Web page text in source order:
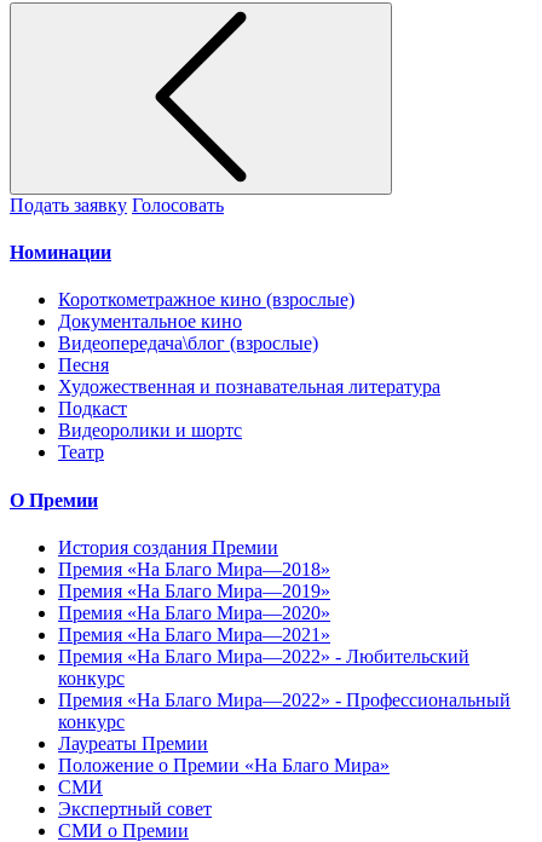
Подать заявку Голосовать
Номинации
Короткометражное кино (взрослые)
Документальное кино
Видеопередача\блог (взрослые)
Песня
Художественная и познавательная литература
Подкаст
Видеоролики и шортс
Театр
О Премии
История создания Премии
Премия «На Благо Мира—2018»
Премия «На Благо Мира—2019»
Премия «На Благо Мира—2020»
Премия «На Благо Мира—2021»
Премия «На Благо Мира—2022» - Любительский
конкурс
Премия «На Благо Мира—2022» - Профессиональный
конкурс
Лауреаты Премии
Положение о Премии «На Благо Мира»
СМИ
Экспертный совет
СМИ о Премии